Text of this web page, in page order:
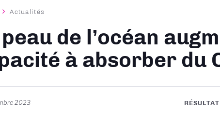
Actualités
de l’océan
à absorber du
2023